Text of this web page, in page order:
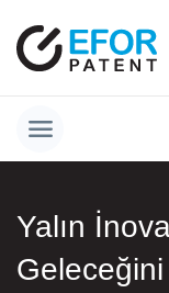
Yalın
Geleceğini